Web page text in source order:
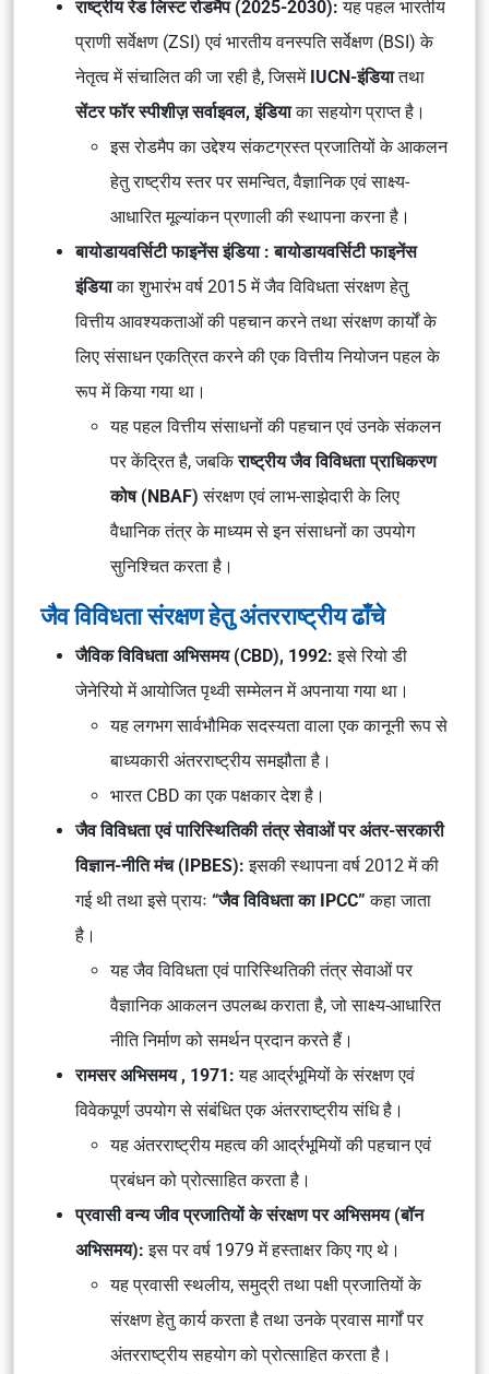
राष्ट्रीय रेड लिस्ट रोडमैप (2025-2030):यह पहल भारतीय
प्राणी सर्वेक्षण (ZSI) एवं भारतीय वनस्पति सर्वेक्षण (BSI) के
नेतृत्व में संचालित की जा रही है, जिसमें IUCN-इंडियातथा
सेंटर फॉर स्पीशीज़ सर्वाइवल, इंडियाका सहयोग प्राप्त है।
इस रोडमैप का उद्देश्य संकटग्रस्त प्रजातियों के आकलन
हेतु राष्ट्रीय स्तर पर समन्वित, वैज्ञानिक एवं साक्ष्य-
आधारित मूल्यांकन प्रणाली की स्थापना करना है।
बायोडायवर्सिटी फाइनेंस इंडिया :बायोडायवर्सिटी फाइनेंस
इंडियाका शुभारंभ वर्ष 2015 में जैव विविधता संरक्षण हेतु
वित्तीय आवश्यकताओं की पहचान करने तथा संरक्षण कार्यों के
लिए संसाधन एकत्रित करने की एक वित्तीय नियोजन पहल के
रूप में किया गया था।
यह पहल वित्तीय संसाधनों की पहचान एवं उनके संकलन
पर केंद्रित है, जबकिराष्ट्रीय जैव विविधता प्राधिकरण
कोष (NBAF) संरक्षण एवं लाभ-साझेदारी के लिए
वैधानिक तंत्र के माध्यम से इन संसाधनों का उपयोग
सुनिश्चित करता है।
जैव विविधता संरक्षण हेतु अंतरराष्ट्रीय ढाँचे
जैविक विविधता अभिसमय (CBD), 1992:इसे रियो डी
जेनेरियो में आयोजित पृथ्वी सम्मेलन में अपनाया गया था।
यह लगभग सार्वभौमिक सदस्यता वाला एक कानूनी रूप से
बाध्यकारी अंतरराष्ट्रीय समझौता है।
भारत CBD का एक पक्षकार देश है।
जैव विविधता एवं पारिस्थितिकी तंत्र सेवाओं पर अंतर-सरकारी
विज्ञान-नीति मंच (IPBES):इसकी स्थापना वर्ष 2012 में की
गई थी तथा इसे प्रायः “जैव विविधता का IPCC” कहा जाता
है।
यह जैव विविधता एवं पारिस्थितिकी तंत्र सेवाओं पर
वैज्ञानिक आकलन उपलब्ध कराता है, जो साक्ष्य-आधारित
नीति निर्माण को समर्थन प्रदान करते हैं।
रामसर अभिसमय , 1971:यह आर्द्रभूमियों के संरक्षण एवं
विवेकपूर्ण उपयोग से संबंधित एक अंतरराष्ट्रीय संधि है।
यह अंतरराष्ट्रीय महत्व की आर्द्रभूमियों की पहचान एवं
प्रबंधन को प्रोत्साहित करता है।
प्रवासी वन्य जीव प्रजातियों के संरक्षण पर अभिसमय (बॉन
अभिसमय):इस पर वर्ष 1979 में हस्ताक्षर किए गए थे।
यह प्रवासी स्थलीय, समुद्री तथा पक्षी प्रजातियों के
संरक्षण हेतु कार्य करता है तथा उनके प्रवास मार्गों पर
अंतरराष्ट्रीय सहयोग को प्रोत्साहित करता है।